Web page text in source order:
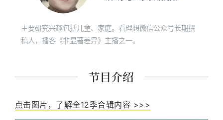
主要研究兴趣包括儿童、家庭。看理想微信公众号长期撰
稿人，播客《非显著差异》主播之一。
点击图片，了解全12季合辑内容 >>>